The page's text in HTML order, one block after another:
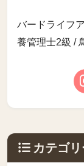
バードライフ
養管理士2級 /
カテゴリ